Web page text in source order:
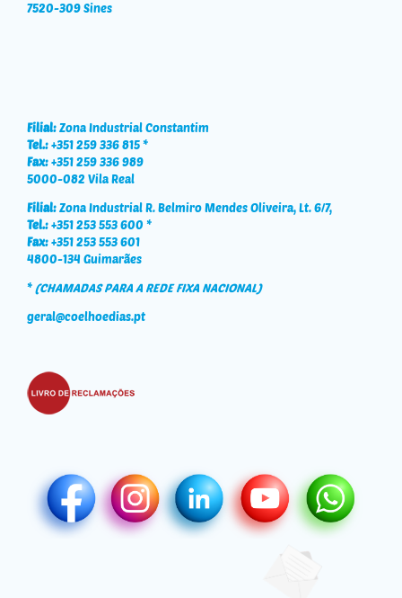
7520-309 Sines
Filial:Zona Industrial Constantim
Tel.:+351 259 336 815 *
Fax:+351 259 336 989
5000-082 Vila Real
Filial:Zona Industrial R. Belmiro Mendes Oliveira, Lt. 6/7,
Tel.:+351 253 553 600 *
Fax:+351 253 553 601
4800-134 Guimarães
*(CHAMADAS PARA A REDE FIXA NACIONAL)
geral@coelhoedias.pt